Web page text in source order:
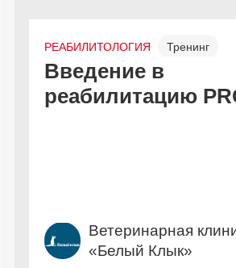
РЕАБИЛИТОЛОГИЯ Тренинг
Офлайн Бесплатно
Введение в
реабилитацию
Ветеринарная
«Белый Клык»